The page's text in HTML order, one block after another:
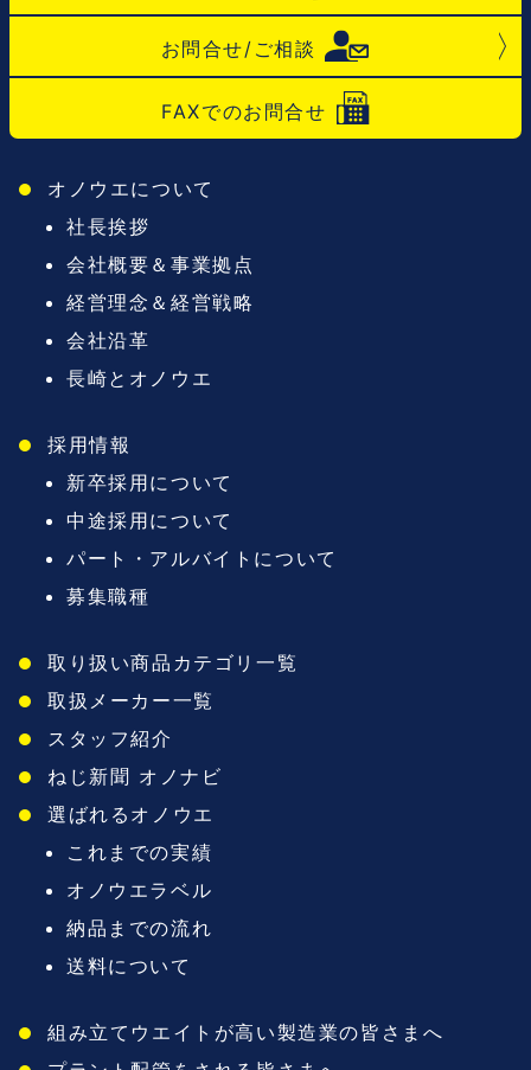
お問合せ/ご相談
FAXでのお問合せ
オノウエについて
社長挨拶
会社概要＆事業拠点
経営理念＆経営戦略
会社沿革
長崎とオノウエ
採用情報
新卒採用について
中途採用について
パート・アルバイトについて
募集職種
取り扱い商品カテゴリ一覧
取扱メーカー一覧
スタッフ紹介
ねじ新聞 オノナビ
選ばれるオノウエ
これまでの実績
オノウエラベル
納品までの流れ
送料について
組み立てウエイトが高い製造業の皆さまへ